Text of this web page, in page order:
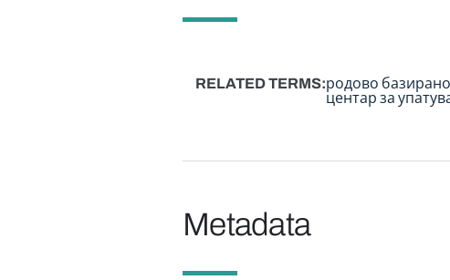
RELATED TERMS родово
центар за
Metadata